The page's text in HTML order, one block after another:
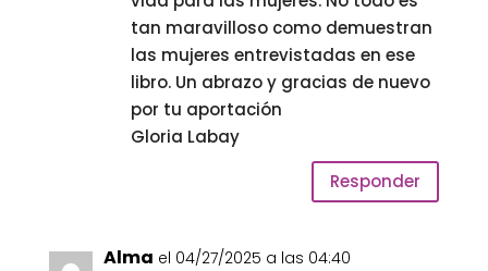
tan maravilloso como demuestran
las mujeres entrevistadas en ese
libro. Un abrazo y gracias de nuevo
por tu aportación
Gloria Labay
Responder
Alma el 04/27/2025 a las 04:40